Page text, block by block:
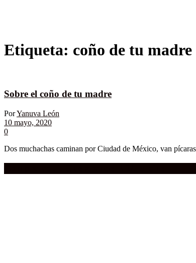
Etiqueta: coño de tu madre
Sobre el coño de tu madre
PorYanuva León
10 mayo, 2020
0
Dos muchachas caminan por Ciudad de México, van